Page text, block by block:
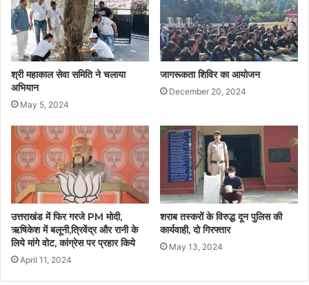
श्री महाकाल सेवा समिति ने चलाया
अभियान
May 5, 2024
जागरूकता शिविर का आयोजन
December 20, 2024
उत्तराखंड में फिर गरजे PM मोदी,
ऋषिकेश में बलूनी,त्रिवेंद्र और रानी के
लिये मांगे वोट, कांग्रेस पर प्रहार किये
April 11, 2024
शराब तस्करों के विरुद्ध दून पुलिस की
कार्यवाही, दो गिरफ्तार
May 13, 2024